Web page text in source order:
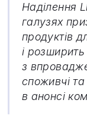
Наділення
галузях
продуктів
і
з
споживчі
в анонсі